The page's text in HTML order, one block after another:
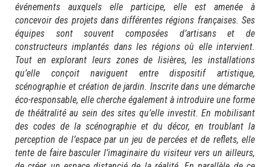
événements auxquels elle participe, elle est amenée à
concevoir des projets dans différentes régions françaises. Ses
équipes sont souvent composées d’artisans et de
constructeurs implantés dans les régions où elle intervient.
Tout en explorant leurs zones de lisières, les installations
qu’elle conçoit naviguent entre dispositif artistique,
scénographie et création de jardin. Inscrite dans une démarche
éco-responsable, elle cherche également à introduire une forme
de théâtralité au sein des sites qu’elle investit. En mobilisant
des codes de la scénographie et du décor, en troublant la
perception de l’espace par un jeu de percées et de reflets, elle
tente de faire basculer l’imaginaire du visiteur vers un ailleurs,